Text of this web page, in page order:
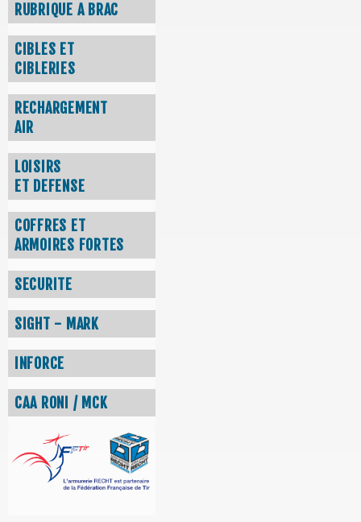
RUBRIQUE A BRAC
CIBLES ET
CIBLERIES
RECHARGEMENT
AIR
LOISIRS
ET DEFENSE
COFFRES ET
ARMOIRES FORTES
SECURITE
SIGHT - MARK
INFORCE
CAA RONI / MCK